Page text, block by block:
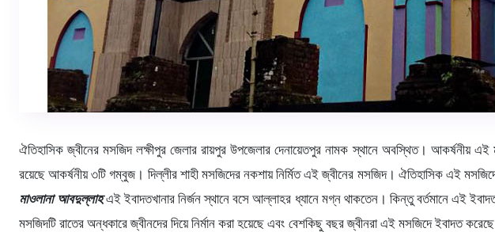
ঐতিহাসিক জ্বীনের মসজিদ লক্ষীপুর জেলার রায়পুর উপজেলার দেনায়েতপুর নামক স্থানে অবস্থিত।
রয়েছে আকর্ষনীয় ৩টি গম্বুজ। দিল্লীর শাহী মসজিদের নকশায় নির্মিত এই জ্বীনের মসজিদ। ঐতিহাসিক এই
মাওলানা আবদুল্লাহএই ইবাদতখানার নির্জন স্থানে বসে আল্লাহর ধ্যানে মগ্ন থাকতেন। কিন্তু বর্তমানে এই
মসজিদটি রাতের অন্ধকারে জ্বীনদের দিয়ে নির্মান করা হয়েছে এবং বেশকিছু বছর জ্বীনরা এই মসজিদে ইবাদত